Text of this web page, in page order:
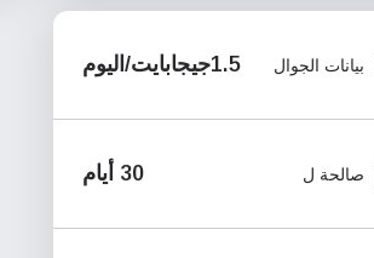
بيانات الجوال 1.5جيجابايت/اليوم
صالحة ل 30 أيام